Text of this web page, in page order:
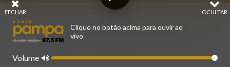
© 2026 - Direitos Reservados - Rádio Pampa - Rede
Pampa de Comunicação | RS - Brasil.
OCULTAR
FECHAR
Clique no botão acima para ouvir ao
vivo
Volume